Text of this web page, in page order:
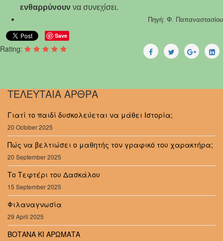
ενθαρρύνουν να συνεχίσει.
Πηγή: Φ. Παπαναστασίου
Save
Rating:
ΤΕΛΕΥΤΑΙΑ ΑΡΘΡΑ
Γιατί το παιδί δυσκολεύεται να μάθει Ιστορία;
20 October 2025
Πώς να βελτιώσει ο μαθητής τον γραφικό του χαρακτήρα;
20 September 2025
Το Τεφτέρι του Δασκάλου
15 September 2025
Φιλαναγνωσία
29 April 2025
ΒΟΤΑΝΑ ΚΙ ΑΡΩΜΑΤΑ